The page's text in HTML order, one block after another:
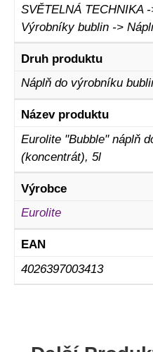
SVĚTELNÁ TECHNIKA
Výrobníky bublin ->
Druh produktu
Náplň do výrobníku
Název produktu
Eurolite "Bubble" náplň
(koncentrát), 5l
Výrobce
Eurolite
EAN
4026397003413